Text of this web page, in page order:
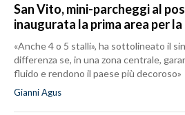
San Vito, mini-parcheggi al
inaugurata la prima area per
«Anche 4 o 5 stalli», ha sottolineato il
differenza se, in una zona centrale,
fluido e rendono il paese più decoroso»
Gianni Agus